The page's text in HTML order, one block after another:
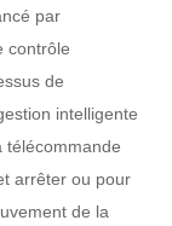
par
contrôle
de
intelligente
télécommande
arrêter ou pour
de la